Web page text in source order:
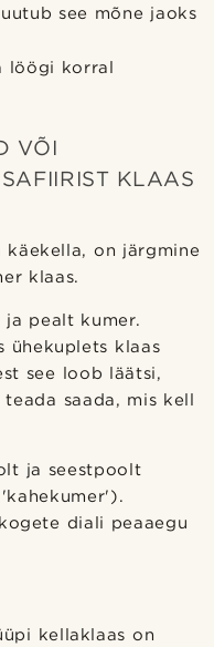
see mõne jaoks
löögi korral
VÕI
KLAAS
on järgmine
klaas.
ja pealt kumer.
ühekuplets klaas
see loob läätsi,
saada, mis kell
ja seestpoolt
diali peaaegu
kellaklaas on